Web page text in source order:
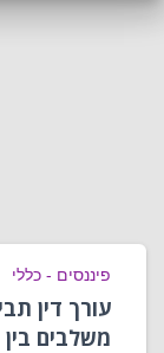
פיננסים - כללי
עורך דין
משלבים